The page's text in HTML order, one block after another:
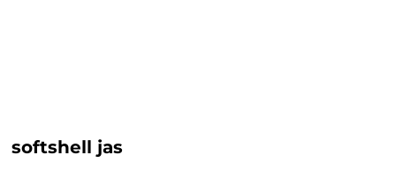
softshell jas